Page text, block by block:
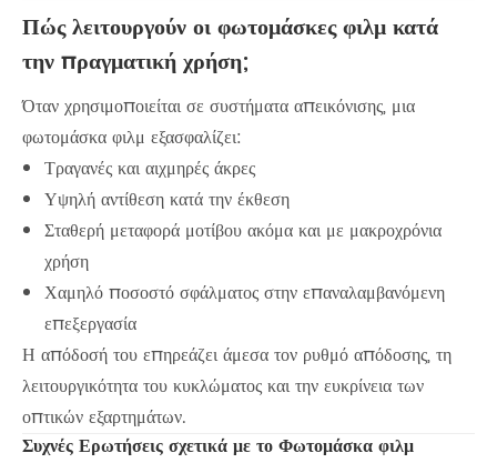
Πώς λειτουργούν οι φωτομάσκες φιλμ κατά
την πραγματική χρήση;
Όταν χρησιμοποιείται σε συστήματα απεικόνισης, μια
φωτομάσκα φιλμ εξασφαλίζει:
Τραγανές και αιχμηρές άκρες
Υψηλή αντίθεση κατά την έκθεση
Σταθερή μεταφορά μοτίβου ακόμα και με μακροχρόνια
χρήση
Χαμηλό ποσοστό σφάλματος στην επαναλαμβανόμενη
επεξεργασία
Η απόδοσή του επηρεάζει άμεσα τον ρυθμό απόδοσης, τη
λειτουργικότητα του κυκλώματος και την ευκρίνεια των
οπτικών εξαρτημάτων.
Συχνές Ερωτήσεις σχετικά με το Φωτομάσκα φιλμ